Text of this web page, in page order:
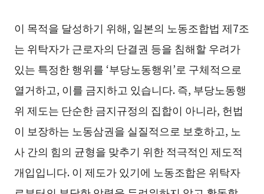
이 목적을 달성하기 위해, 일본의 노동조합법 제7조
는 위탁자가 근로자의 단결권 등을 침해할 우려가
있는 특정한 행위를 ‘부당노동행위’로 구체적으로
열거하고, 이를 금지하고 있습니다. 즉, 부당노동행
위 제도는 단순한 금지규정의 집합이 아니라, 헌법
이 보장하는 노동삼권을 실질적으로 보호하고, 노
사 간의 힘의 균형을 맞추기 위한 적극적인 제도적
개입입니다. 이 제도가 있기에 노동조합은 위탁자